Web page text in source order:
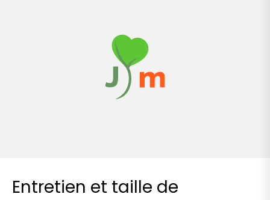
Entretien et taille de